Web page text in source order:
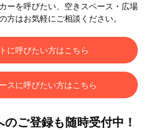
ーを呼びたい、空きスペース・広場
方はお気軽にご相談ください。
に呼びたい方はこちら
スに呼びたい方はこちら
ご登録も随時受付中！